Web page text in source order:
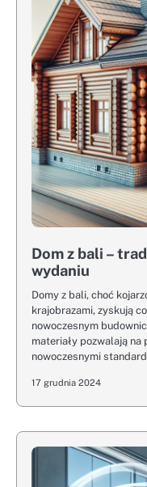
Dom z bali –
wydaniu
Domy z bali, choć
krajobrazami, zyskują
nowoczesnym
materiały pozwalają na
nowoczesnymi
17 grudnia 2024